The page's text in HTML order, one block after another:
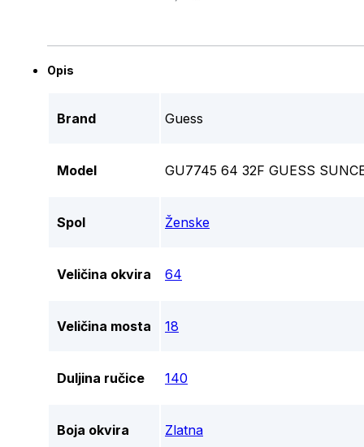
Opis
Brand Guess
Model GU7745 64 32F GUESS
Spol Ženske
Veličina okvira 64
Veličina mosta 18
Duljina ručice 140
Boja okvira Zlatna